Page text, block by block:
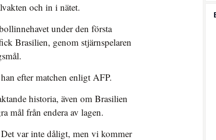
och in i nätet.
under den första
Brasilien, genom stjärnspelaren
efter matchen enligt AFP.
historia, även om Brasilien
mål från endera av lagen.
var inte dåligt, men vi kommer